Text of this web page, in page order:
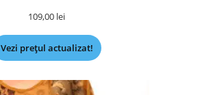
109,00 lei
Vezi prețul actualizat!